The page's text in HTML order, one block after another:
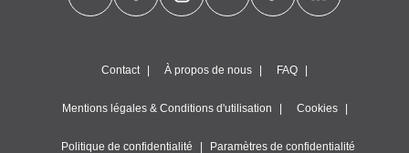
Contact À propos de nous FAQ
Mentions légales & Conditions d'utilisation Cookies
Politique de confidentialité Paramètres de confidentialité